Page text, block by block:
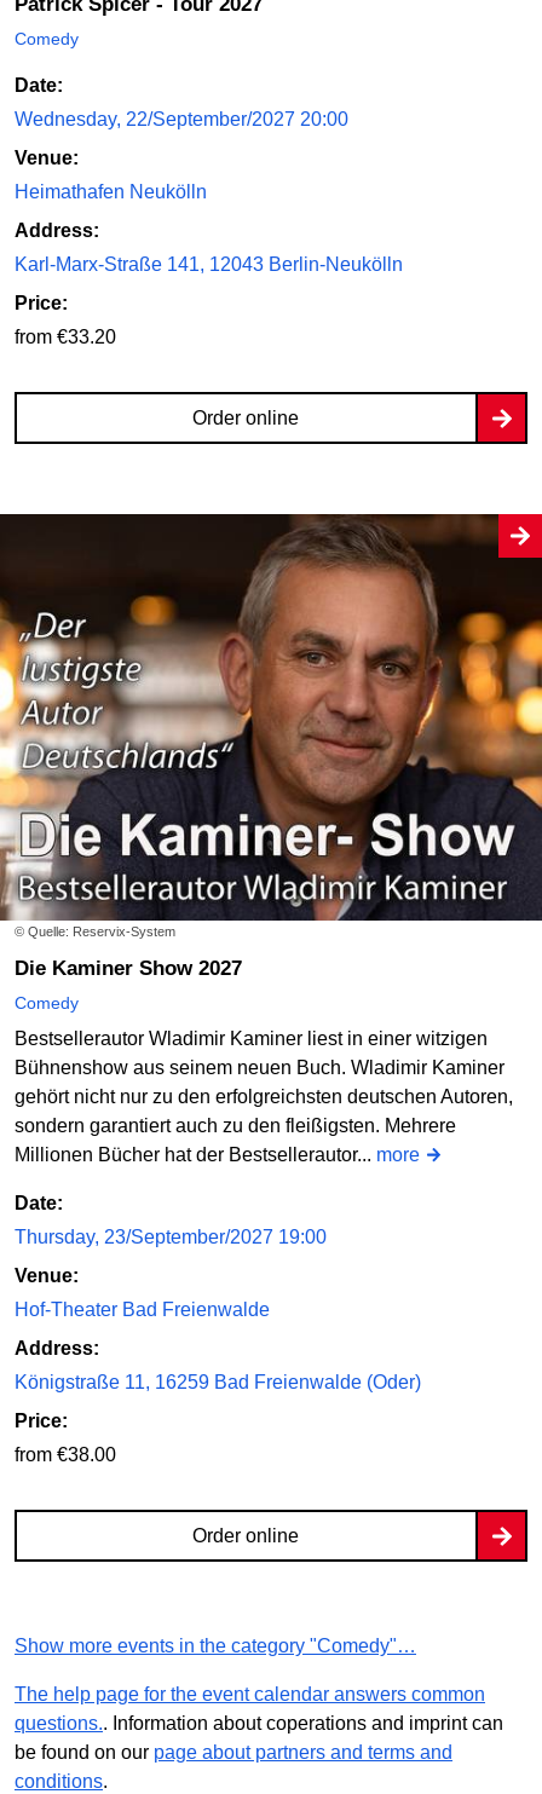
Patrick Spicer - Tour 2027
Comedy
Date:
Wednesday, 22/September/2027 20:00
Venue:
Heimathafen Neukölln
Address:
Karl-Marx-Straße 141, 12043 Berlin-Neukölln
Price:
from €33.20
Order online
© Quelle: Reservix-System
Die Kaminer Show 2027
Comedy
Bestsellerautor Wladimir Kaminer liest in einer witzigen
Bühnenshow aus seinem neuen Buch. Wladimir Kaminer
gehört nicht nur zu den erfolgreichsten deutschen Autoren,
sondern garantiert auch zu den fleißigsten. Mehrere
Millionen Bücher hat der Bestsellerautor... more
Date:
Thursday, 23/September/2027 19:00
Venue:
Hof-Theater Bad Freienwalde
Address:
Königstraße 11, 16259 Bad Freienwalde (Oder)
Price:
from €38.00
Order online
Show more events in the category "Comedy"…
The help page for the event calendar answers common
questions.. Information about coperations and imprint can
be found on our page about partners and terms and
conditions.